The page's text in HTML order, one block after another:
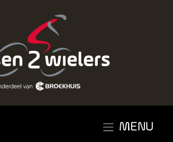
MENU